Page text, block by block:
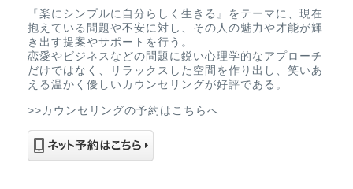
『楽にシンプルに自分らしく生きる』をテーマに、現在
抱えている問題や不安に対し、その人の魅力や才能が輝
き出す提案やサポートを行う。
恋愛やビジネスなどの問題に鋭い心理学的なアプローチ
だけではなく、リラックスした空間を作り出し、笑いあ
える温かく優しいカウンセリングが好評である。
>>カウンセリングの予約はこちらへ